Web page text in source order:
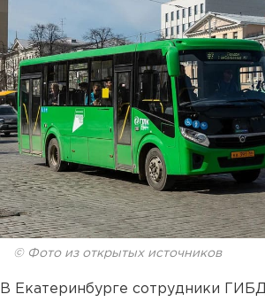
© Фото из открытых источников
В Екатеринбурге сотрудники